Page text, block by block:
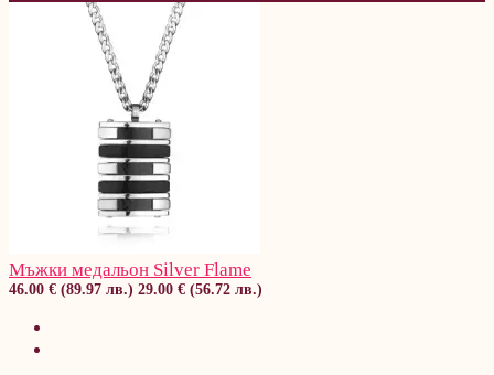
Мъжки медальон Silver Flame
46.00 € (89.97 лв.) 29.00 € (56.72 лв.)